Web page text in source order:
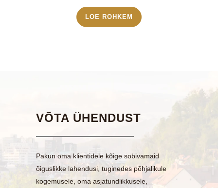
LOE ROHKEM
VÕTA ÜHENDUST
Pakun oma klientidele kõige sobivamaid
õiguslikke lahendusi, tuginedes põhjalikule
kogemusele, oma asjatundlikkusele,